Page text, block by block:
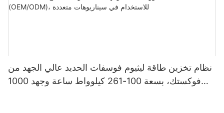
نظام تخزين طاقة ليثيوم فوسفات الحديد عالي الجهد من
فوكستك، بسعة 100-261 كيلوواط ساعة وجهد 1000